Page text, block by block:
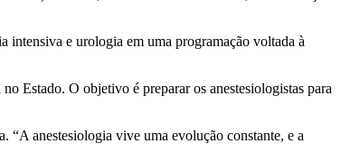
intensiva e urologia em uma programação voltada à
Estado. O objetivo é preparar os anestesiologistas para
anestesiologia vive uma evolução constante, e a